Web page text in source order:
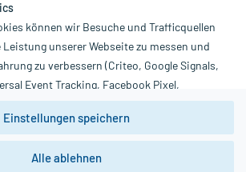
werden können. | Diese Webseite benutzt
Sie bitte dazu die wichtigen Hinweise in
Für den Widerruf einer Bestellung
Aktionen und Bewertungen
können wir Besuche und Trafficquellen
Leistung unserer Webseite zu messen und
zu verbessern (Criteo, Google Signals,
Event Tracking, Facebook Pixel,
Plugin).
darauf hin, dass die
den Europäischen Anforderungen gem. EU-
Einstellungen speichern
Alle ablehnen